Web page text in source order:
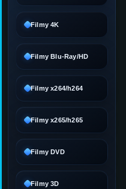
Filmy 4K
Filmy Blu-Ray/HD
Filmy x264/h264
Filmy x265/h265
Filmy DVD
Filmy 3D